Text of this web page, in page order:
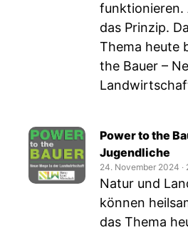
das Prinzip.
Thema heute
the Bauer –
Power to the
Jugendliche
24. November 2024 ‧
Natur und
können
das Thema